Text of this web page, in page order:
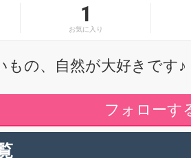
1
お気に入り
もの、自然が大好きです♪
フォローす